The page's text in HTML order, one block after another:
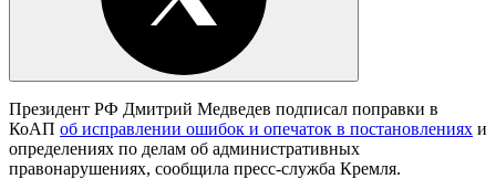
Президент РФ Дмитрий Медведев подписал поправки в
КоАП об исправлении ошибок и опечаток в постановлениях и
определениях по делам об административных
правонарушениях, сообщила пресс-служба Кремля.